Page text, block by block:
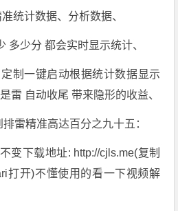
统计数据、分析数据、
多少分 都会实时显示统计、
制一键启动根据统计数据显示
雷 自动收尾 带来隐形的收益、
雷精准高达百分之九十五：
变下载地址: http://cjls.me(复制
打开)不懂使用的看一下视频解